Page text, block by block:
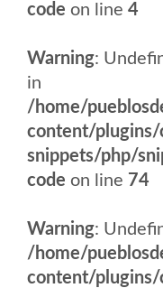
code on line 4
Warning:
in
/home/
content/plugins/
snippets/php/
code on line 74
Warning:
/home/
content/plugins/